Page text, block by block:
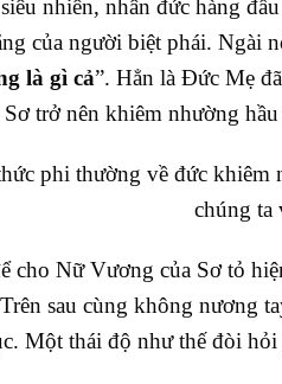
nhiên, nhân đức hàng
của người biệt phái. Ngài
là gì cả”. Hẳn là Đức Mẹ
trở nên khiêm nhường
phi thường về đức khiêm
chúng ta
cho Nữ Vương của Sơ tỏ
sau cùng không nương
Một thái độ như thế đòi